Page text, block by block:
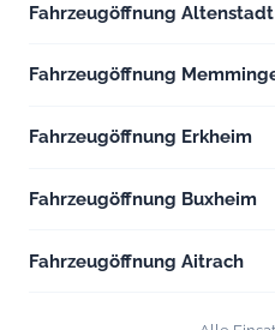
Fahrzeugöffnung Altenstadt
Fahrzeugöffnung
Fahrzeugöffnung Erkheim
Fahrzeugöffnung Buxheim
Fahrzeugöffnung Aitrach